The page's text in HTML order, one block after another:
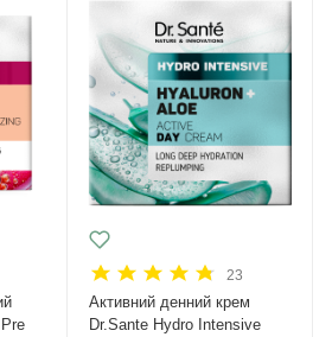
23
Активний денний крем
Dr.Sante Hydro Intensive